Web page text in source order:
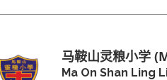
马鞍山灵粮小学
Ma On Shan Ling